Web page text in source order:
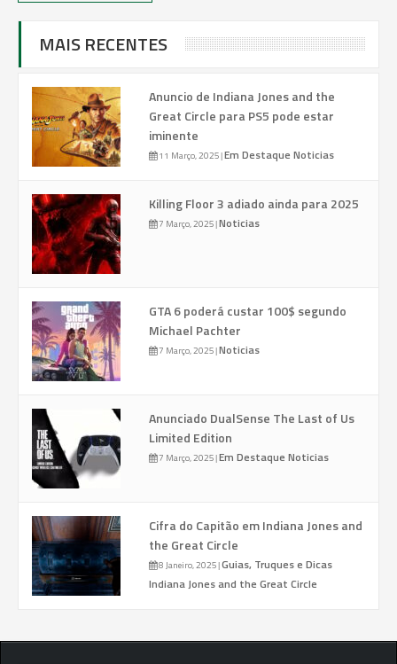
MAIS RECENTES
Anuncio de Indiana Jones and the
Great Circle para PS5 pode estar
iminente
11 Março, 2025|Em Destaque Noticias
Killing Floor 3 adiado ainda para 2025
7 Março, 2025|Noticias
GTA 6 poderá custar 100$ segundo
Michael Pachter
7 Março, 2025|Noticias
Anunciado DualSense The Last of Us
Limited Edition
7 Março, 2025|Em Destaque Noticias
Cifra do Capitão em Indiana Jones and
the Great Circle
8 Janeiro, 2025|Guias, Truques e Dicas
Indiana Jones and the Great Circle